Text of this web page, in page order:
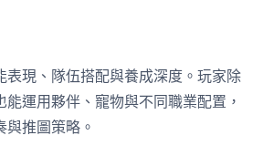
表現、隊伍搭配與養成深度。玩家除
運用夥伴、寵物與不同職業配置，
推圖策略。